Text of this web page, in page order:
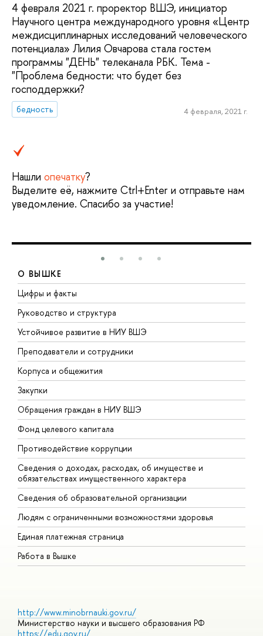
4 февраля 2021 г. проректор ВШЭ, инициатор
Научного центра международного уровня «Центр
междисциплинарных исследований человеческого
потенциала» Лилия Овчарова стала гостем
программы "ДЕНЬ" телеканала РБК. Тема -
"Проблема бедности: что будет без
господдержки?
бедность 4 февраля, 2021 г.
Нашли опечатку?
Выделите её, нажмите Ctrl+Enter и отправьте нам
уведомление. Спасибо за участие!
О ВЫШКЕ
Цифры и факты
Руководство и структура
Устойчивое развитие в НИУ ВШЭ
Преподаватели и сотрудники
Корпуса и общежития
Закупки
Обращения граждан в НИУ ВШЭ
Фонд целевого капитала
Противодействие коррупции
Сведения о доходах, расходах, об имуществе и
обязательствах имущественного характера
Сведения об образовательной организации
Людям с ограниченными возможностями здоровья
Единая платежная страница
Работа в Вышке
http://www.minobrnauki.gov.ru/
Министерство науки и высшего образования РФ
https://edu.gov.ru/